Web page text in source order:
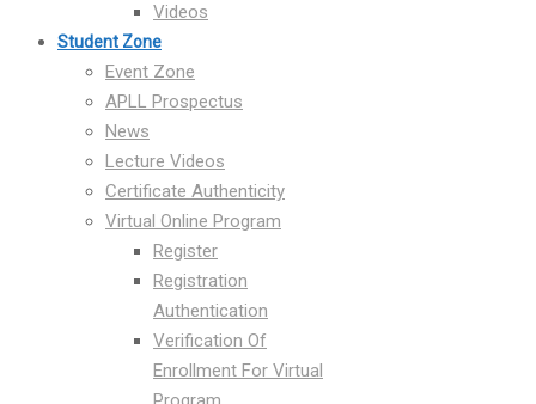
Videos
Student Zone
Event Zone
APLL Prospectus
News
Lecture Videos
Certificate Authenticity
Virtual Online Program
Register
Registration
Authentication
Verification Of
Enrollment For Virtual